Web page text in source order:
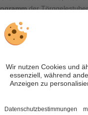
der
früher im
Wein gewonnen wurde,
Südtirols
Betriebe bezeichnet, in
Tradition auf einGesetz
per
Eigenbauwein, den